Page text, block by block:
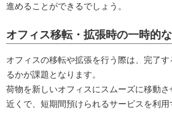
進めることができるでしょう。
オフィス移転・拡張時の一時的
オフィスの移転や拡張を行う際は、完了
るかが課題となります。
荷物を新しいオフィスにスムーズに移動
近くで、短期間預けられるサービスを利用